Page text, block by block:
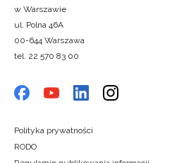
w Warszawie
ul. Polna 46A
00-644 Warszawa
tel. 22 570 83 00
Polityka prywatności
RODO